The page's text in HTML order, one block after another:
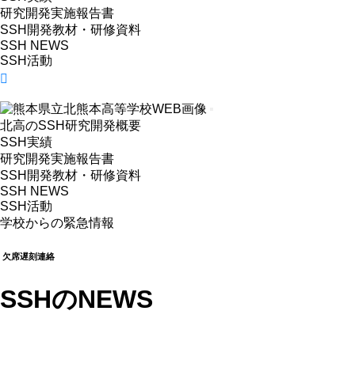
研究開発実施報告書
SSH開発教材・研修資料
SSH NEWS
SSH活動
北高のSSH研究開発概要
SSH実績
研究開発実施報告書
SSH開発教材・研修資料
SSH NEWS
SSH活動
学校からの緊急情報
欠席遅刻連絡
SSHのNEWS